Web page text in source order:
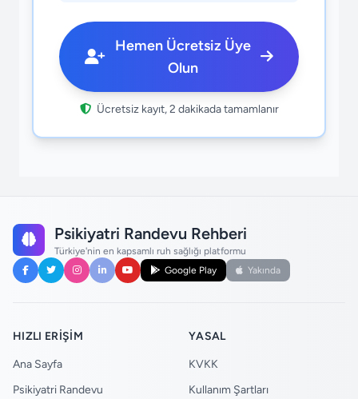
Hemen Ücretsiz Üye
Olun
Ücretsiz kayıt, 2 dakikada tamamlanır
Psikiyatri Randevu Rehberi
Türkiye'nin en kapsamlı ruh sağlığı platformu
Google Play
Yakında
HIZLI ERIŞIM
Ana Sayfa
Psikiyatri Randevu
YASAL
KVKK
Kullanım Şartları